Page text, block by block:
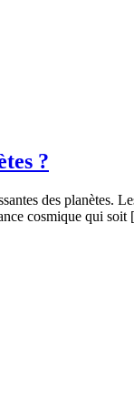
?
des planètes.
cosmique qui